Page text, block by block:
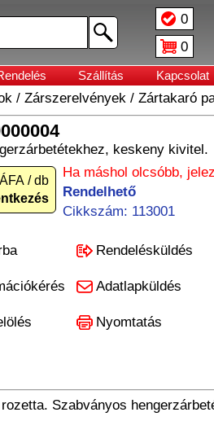
0
0
Szállítás Kapcsolat
/ Zárszerelvények / Zártakaró
keskeny kivitel.
/ db
Ha máshol olcsóbb,
Rendelhető
Cikkszám: 113001
Rendelésküldés
Adatlapküldés
Nyomtatás
Szabványos